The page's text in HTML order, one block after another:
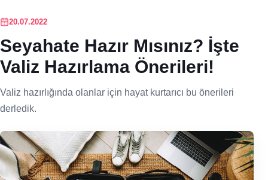
20.07.2022
Seyahate Hazır Mısınız? İşte
Valiz Hazırlama Önerileri!
Valiz hazırlığında olanlar için hayat kurtarıcı bu önerileri
derledik.